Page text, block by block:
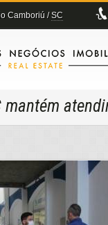
Camboriú /SC
mantém